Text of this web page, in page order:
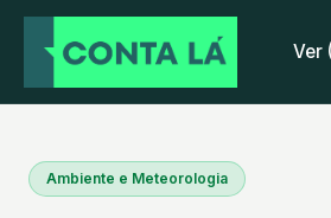
Ver
Ambiente e Meteorologia